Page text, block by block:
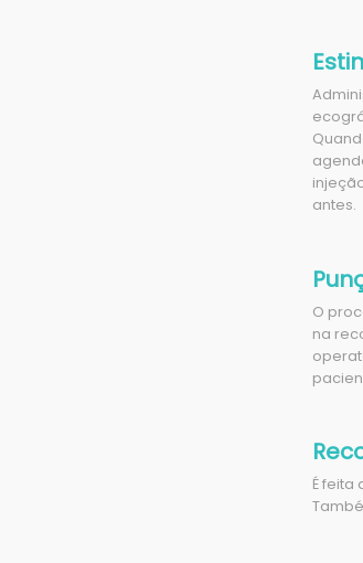
antes.
O
na
É